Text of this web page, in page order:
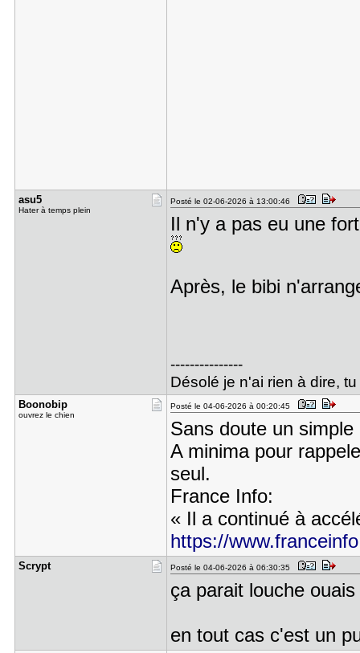
asu5
Hater à temps plein
Posté le 02-06-2026 à 13:00:46
Il n'y a pas eu une
Après, le bibi
---------------
Désolé je n'ai rien à dire,
Boonobip
ouvrez le chien
Posté le 04-06-2026 à 00:20:45
Sans doute un
A minima pour
seul.
France Info:
« Il a continué à
https://
Scrypt Posté le 04-06-2026 à 06:30:35
ça parait louche ouais
en tout cas c'est un